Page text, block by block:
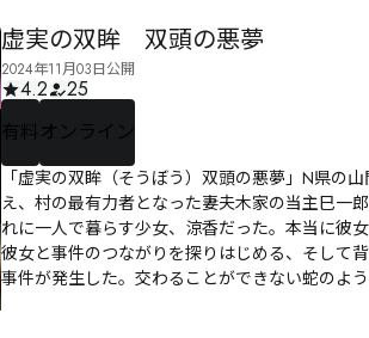
虚実の双眸 双頭の悪夢
2024年11月03日公開
4.2
25
有料 オンライン
「虚実の双眸（そうぼう）双頭の悪夢」N県の
え、村の最有力者となった妻夫木家の当主巳一
れに一人で暮らす少女、涼香だった。本当に彼
彼女と事件のつながりを探りはじめる、そして
事件が発生した。交わることができない蛇のよ